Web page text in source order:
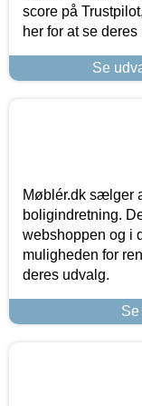
score på
her for at se deres
Se
Møblér.dk sælger
boligindretning.
webshoppen og i
muligheden for
deres udvalg.